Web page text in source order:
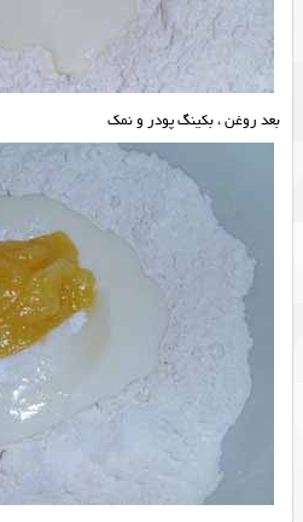
بعد روغن ، بکینگ پودر و نمک